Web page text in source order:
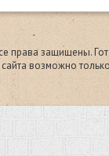
права защищены.
возможно